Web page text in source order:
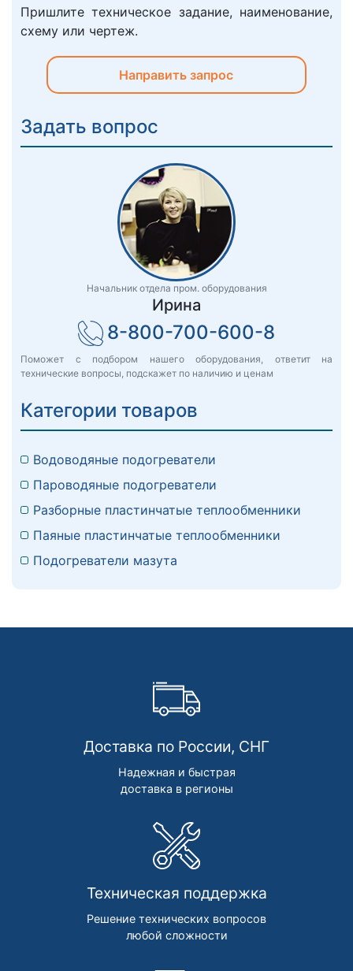
Пришлите техническое задание, наименование,
схему или чертеж.
Направить запрос
Задать вопрос
Начальник отдела пром. оборудования
Ирина
8-800-700-600-8
Поможет с подбором нашего оборудования, ответит на
технические вопросы, подскажет по наличию и ценам
Категории товаров
Водоводяные подогреватели
Пароводяные подогреватели
Разборные пластинчатые теплообменники
Паяные пластинчатые теплообменники
Подогреватели мазута
Доставка по России, СНГ
Надежная и быстрая
доставка в регионы
Техническая поддержка
Решение технических вопросов
любой сложности